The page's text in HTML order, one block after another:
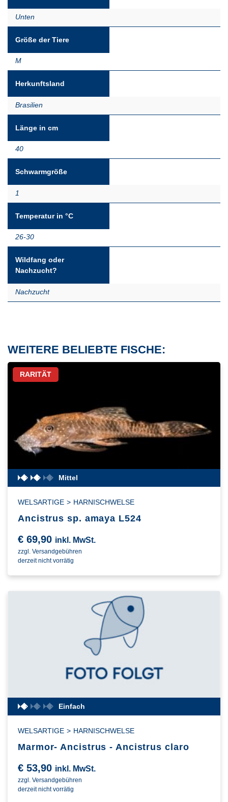
Unten
Größe der Tiere
M
Herkunftsland
Brasilien
Länge in cm
40
Schwarmgröße
1
Temperatur in °C
26-30
Wildfang oder
Nachzucht?
Nachzucht
WEITERE BELIEBTE FISCHE:
RARITÄT
Mittel
WELSARTIGE > HARNISCHWELSE
Ancistrus sp. amaya L524
€ 69,90 inkl. MwSt.
zzgl. Versandgebühren
derzeit nicht vorrätig
Einfach
WELSARTIGE > HARNISCHWELSE
Marmor- Ancistrus - Ancistrus claro
€ 53,90 inkl. MwSt.
zzgl. Versandgebühren
derzeit nicht vorrätig